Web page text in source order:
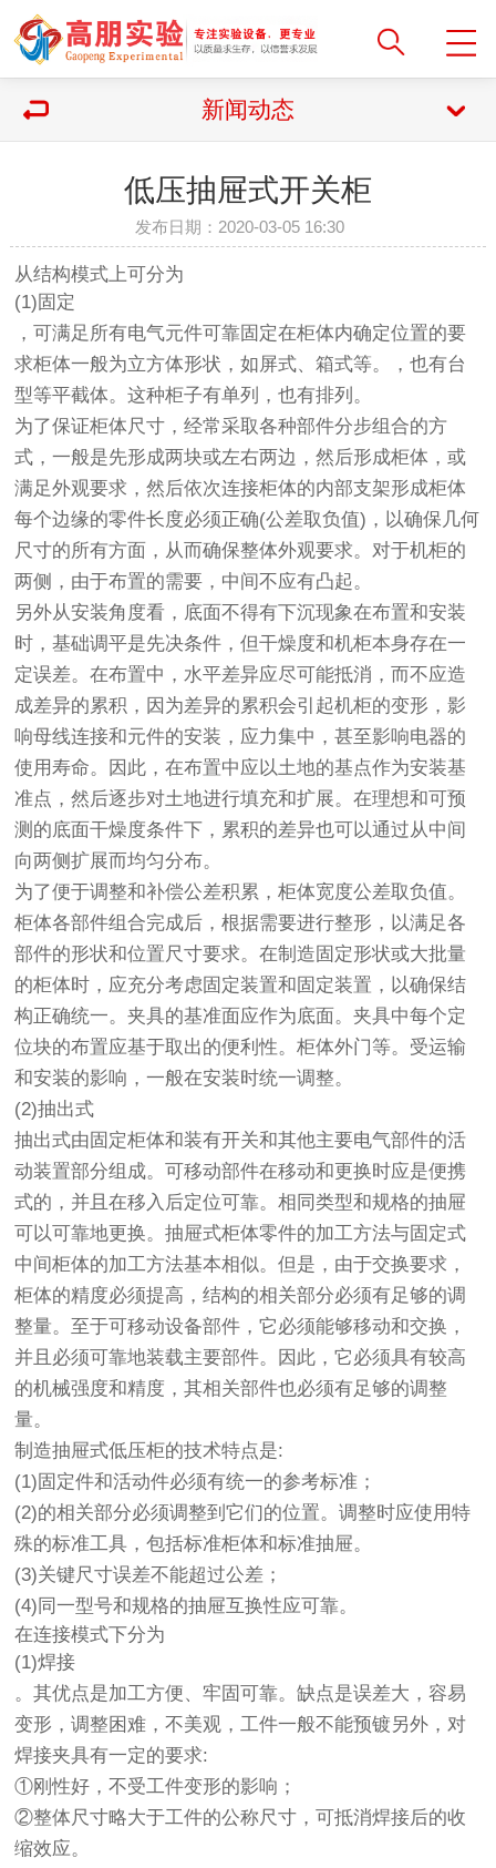
新闻动态
低压抽屉式开关柜
发布日期：2020-03-05 16:30
从结构模式上可分为
(1)固定
，可满足所有电气元件可靠固定在柜体内确定位置的要
求柜体一般为立方体形状，如屏式、箱式等。，也有台
型等平截体。这种柜子有单列，也有排列。
为了保证柜体尺寸，经常采取各种部件分步组合的方
式，一般是先形成两块或左右两边，然后形成柜体，或
满足外观要求，然后依次连接柜体的内部支架形成柜体
每个边缘的零件长度必须正确(公差取负值)，以确保几何
尺寸的所有方面，从而确保整体外观要求。对于机柜的
两侧，由于布置的需要，中间不应有凸起。
另外从安装角度看，底面不得有下沉现象在布置和安装
时，基础调平是先决条件，但干燥度和机柜本身存在一
定误差。在布置中，水平差异应尽可能抵消，而不应造
成差异的累积，因为差异的累积会引起机柜的变形，影
响母线连接和元件的安装，应力集中，甚至影响电器的
使用寿命。因此，在布置中应以土地的基点作为安装基
准点，然后逐步对土地进行填充和扩展。在理想和可预
测的底面干燥度条件下，累积的差异也可以通过从中间
向两侧扩展而均匀分布。
为了便于调整和补偿公差积累，柜体宽度公差取负值。
柜体各部件组合完成后，根据需要进行整形，以满足各
部件的形状和位置尺寸要求。在制造固定形状或大批量
的柜体时，应充分考虑固定装置和固定装置，以确保结
构正确统一。夹具的基准面应作为底面。夹具中每个定
位块的布置应基于取出的便利性。柜体外门等。受运输
和安装的影响，一般在安装时统一调整。
(2)抽出式
抽出式由固定柜体和装有开关和其他主要电气部件的活
动装置部分组成。可移动部件在移动和更换时应是便携
式的，并且在移入后定位可靠。相同类型和规格的抽屉
可以可靠地更换。抽屉式柜体零件的加工方法与固定式
中间柜体的加工方法基本相似。但是，由于交换要求，
柜体的精度必须提高，结构的相关部分必须有足够的调
整量。至于可移动设备部件，它必须能够移动和交换，
并且必须可靠地装载主要部件。因此，它必须具有较高
的机械强度和精度，其相关部件也必须有足够的调整
量。
制造抽屉式低压柜的技术特点是:
(1)固定件和活动件必须有统一的参考标准；
(2)的相关部分必须调整到它们的位置。调整时应使用特
殊的标准工具，包括标准柜体和标准抽屉。
(3)关键尺寸误差不能超过公差；
(4)同一型号和规格的抽屉互换性应可靠。
在连接模式下分为
(1)焊接
。其优点是加工方便、牢固可靠。缺点是误差大，容易
变形，调整困难，不美观，工件一般不能预镀另外，对
焊接夹具有一定的要求:
①刚性好，不受工件变形的影响；
②整体尺寸略大于工件的公称尺寸，可抵消焊接后的收
缩效应。